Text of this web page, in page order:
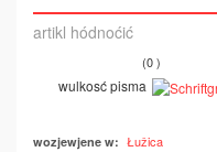
artikl hódnoćić
(0 )
wulkosć pisma
wozjewjene w: Łužica